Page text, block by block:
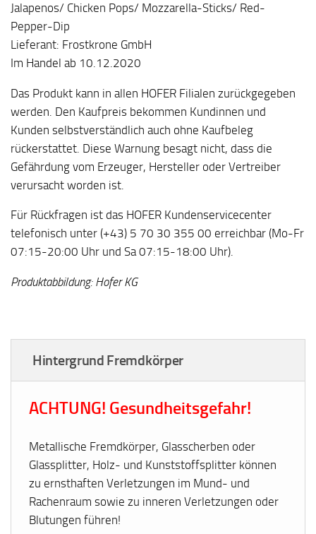
Jalapenos/ Chicken Pops/ Mozzarella-Sticks/ Red-
Pepper-Dip
Lieferant: Frostkrone GmbH
Im Handel ab 10.12.2020
Das Produkt kann in allen HOFER Filialen zurückgegeben
werden. Den Kaufpreis bekommen Kundinnen und
Kunden selbstverständlich auch ohne Kaufbeleg
rückerstattet. Diese Warnung besagt nicht, dass die
Gefährdung vom Erzeuger, Hersteller oder Vertreiber
verursacht worden ist.
Für Rückfragen ist das HOFER Kundenservicecenter
telefonisch unter (+43) 5 70 30 355 00 erreichbar (Mo-Fr
07:15-20:00 Uhr und Sa 07:15-18:00 Uhr).
Produktabbildung: Hofer KG
Hintergrund Fremdkörper
ACHTUNG! Gesundheitsgefahr!
Metallische Fremdkörper, Glasscherben oder
Glassplitter, Holz- und Kunststoffsplitter können
zu ernsthaften Verletzungen im Mund- und
Rachenraum sowie zu inneren Verletzungen oder
Blutungen führen!